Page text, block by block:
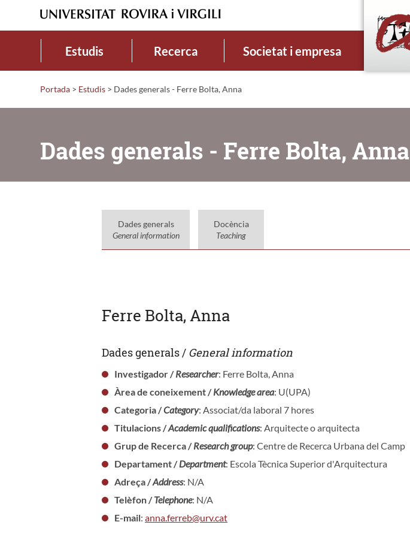
Estudis Recerca Societat i empresa
Portada > Estudis > Dades generals - Ferre Bolta, Anna
Dades generals - Ferre Bolta, Anna
Dades generals
General information
Docència
Teaching
Ferre Bolta, Anna
Dades generals / General information
Investigador /Researcher: Ferre Bolta, Anna
Àrea de coneixement /Knowledge area: U(UPA)
Categoria /Category: Associat/da laboral 7 hores
Titulacions /Academic qualifications: Arquitecte o arquitecta
Grup de Recerca /Research group: Centre de Recerca Urbana del Camp
Departament /Department: Escola Tècnica Superior d'Arquitectura
Adreça /Address: N/A
Telèfon /Telephone: N/A
E-mail:anna.ferreb@urv.cat